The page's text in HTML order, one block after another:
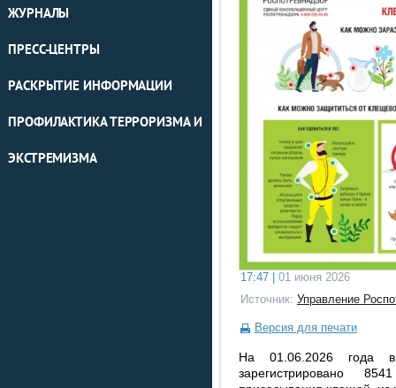
ЖУРНАЛЫ
ПРЕСС-ЦЕНТРЫ
РАСКРЫТИЕ ИНФОРМАЦИИ
ПРОФИЛАКТИКА ТЕРРОРИЗМА И
ЭКСТРЕМИЗМА
17:47 | 01 июня 2026
Источник: Управление
Версия для печати
На 01.06.2026 года в
зарегистрировано